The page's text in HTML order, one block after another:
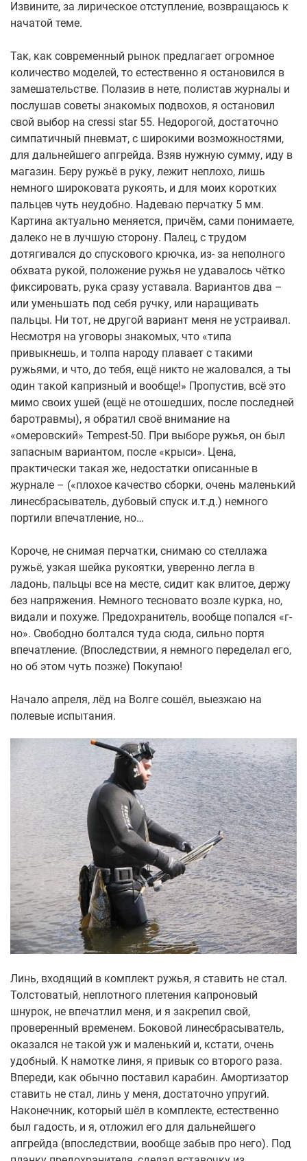
Извините, за лирическое отступление, возвращаюсь к
начатой теме.
Так, как современный рынок предлагает огромное
количество моделей, то естественно я остановился в
замешательстве. Полазив в нете, полистав журналы и
послушав советы знакомых подвохов, я остановил
свой выбор на cressi star 55. Недорогой, достаточно
симпатичный пневмат, с широкими возможностями,
для дальнейшего апгрейда. Взяв нужную сумму, иду в
магазин. Беру ружьё в руку, лежит неплохо, лишь
немного широковата рукоять, и для моих коротких
пальцев чуть неудобно. Надеваю перчатку 5 мм.
Картина актуально меняется, причём, сами понимаете,
далеко не в лучшую сторону. Палец, с трудом
дотягивался до спускового крючка, из- за неполного
обхвата рукой, положение ружья не удавалось чётко
фиксировать, рука сразу уставала. Вариантов два –
или уменьшать под себя ручку, или наращивать
пальцы. Ни тот, не другой вариант меня не устраивал.
Несмотря на уговоры знакомых, что «типа
привыкнешь, и толпа народу плавает с такими
ружьями, и что, до тебя, ещё никто не жаловался, а ты
один такой капризный и вообще!» Пропустив, всё это
мимо своих ушей (ещё не отошедших, после последней
баротравмы), я обратил своё внимание на
«омеровский» Tempest-50. При выборе ружья, он был
запасным вариантом, после «крыси». Цена,
практически такая же, недостатки описанные в
журнале – («плохое качество сборки, очень маленький
линесбрасыватель, дубовый спуск и.т.д.) немного
портили впечатление, но…
Короче, не снимая перчатки, снимаю со стеллажа
ружьё, узкая шейка рукоятки, уверенно легла в
ладонь, пальцы все на месте, сидит как влитое, держу
без напряжения. Немного тесновато возле курка, но,
видали и похуже. Предохранитель, вообще попался «г-
но». Свободно болтался туда сюда, сильно портя
впечатление. (Впоследствии, я немного переделал его,
но об этом чуть позже) Покупаю!
Начало апреля, лёд на Волге сошёл, выезжаю на
полевые испытания.
Линь, входящий в комплект ружья, я ставить не стал.
Толстоватый, неплотного плетения капроновый
шнурок, не впечатлил меня, и я закрепил свой,
проверенный временем. Боковой линесбрасыватель,
оказался не такой уж и маленький и, кстати, очень
удобный. К намотке линя, я привык со второго раза.
Впереди, как обычно поставил карабин. Амортизатор
ставить не стал, линь у меня, достаточно упругий.
Наконечник, который шёл в комплекте, естественно
был гадость, и я, отложил его для дальнейшего
апгрейда (впоследствии, вообще забыв про него). Под